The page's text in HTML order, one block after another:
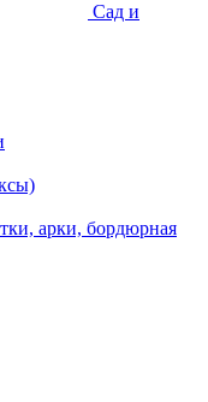
Сад и
арки, бордюрная